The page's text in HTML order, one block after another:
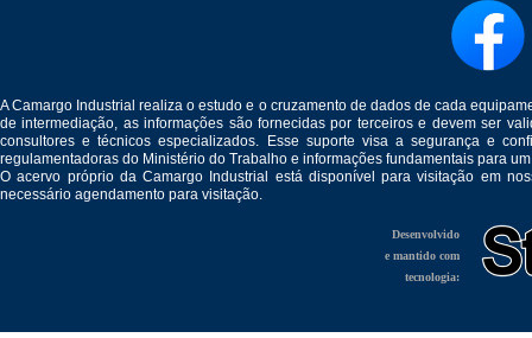
A Camargo Industrial realiza o estudo e o cruzamento de dados de cada
de intermediação, as informações são fornecidas por terceiros e devem ser
consultores e técnicos especializados. Esse suporte visa a segurança e
regulamentadoras do Ministério do Trabalho e informações fundamentais para
O acervo próprio da Camargo Industrial está disponível para visitação em
necessário agendamento para visitação.
Desenvolvido
e mantido com
tecnologia: